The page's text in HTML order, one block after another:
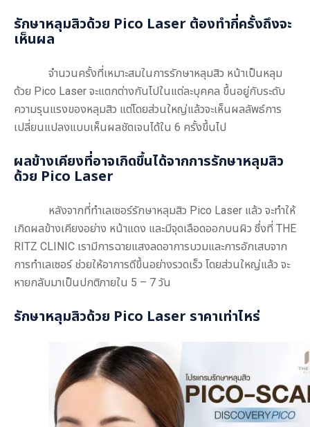
รักษาหลุมสิวด้วย Pico Laser ต้องทำกี่ครั้งถึงจะ
เห็นผล
จำนวนครั้งที่เหมาะสมในการรักษาหลุมสิว หน้าเป็นหลุม
ด้วย Pico Laser จะแตกต่างกันไปในแต่ละบุคคล ขึ้นอยู่กับระดับ
ความรุนแรงของหลุมสิว แต่โดยส่วนใหญ่แล้วจะเห็นผลลัพธ์การ
เปลี่ยนแปลงแบบเห็นผลชัดเจนได้ใน 6 ครั้งขึ้นไป
ผลข้างเคียงที่อาจเกิดขึ้นได้จากการรักษาหลุมสิว
ด้วย Pico Laser
หลังจากที่ทำเลเซอร์รักษาหลุมสิว Pico Laser แล้ว จะทำให้
เกิดผลข้างเคียงอย่าง หน้าแดง และมีจุดเลือดออกบนผิว ซึ่งที่ THE
RITZ CLINIC เรามีการฉายแสงลดอาการบวมและการอักเสบจาก
การทำเลเซอร์ ช่วยให้อาการดีขึ้นอย่างรวดเร็ว โดยส่วนใหญ่แล้ว จะ
หายกลับมาเป็นปกติภายใน 5 – 7 วัน
รักษาหลุมสิวด้วย Pico Laser ราคาเท่าไหร่